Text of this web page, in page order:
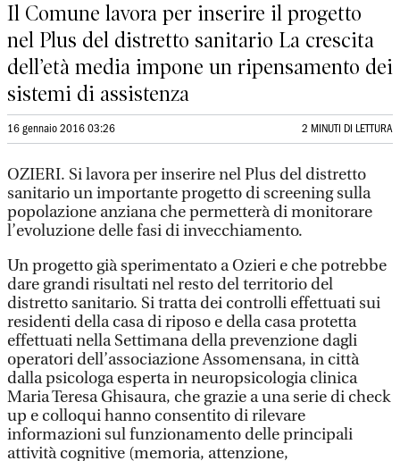
Il Comune lavora per inserire il progetto
nel Plus del distretto sanitario La crescita
dell’età media impone un ripensamento dei
sistemi di assistenza
16 gennaio 2016 03:26 2 MINUTI DI LETTURA
OZIERI. Si lavora per inserire nel Plus del distretto
sanitario un importante progetto di screening sulla
popolazione anziana che permetterà di monitorare
l’evoluzione delle fasi di invecchiamento.
Un progetto già sperimentato a Ozieri e che potrebbe
dare grandi risultati nel resto del territorio del
distretto sanitario. Si tratta dei controlli effettuati sui
residenti della casa di riposo e della casa protetta
effettuati nella Settimana della prevenzione dagli
operatori dell’associazione Assomensana, in città
dalla psicologa esperta in neuropsicologia clinica
Maria Teresa Ghisaura, che grazie a una serie di check
up e colloqui hanno consentito di rilevare
informazioni sul funzionamento delle principali
attività cognitive (memoria, attenzione,